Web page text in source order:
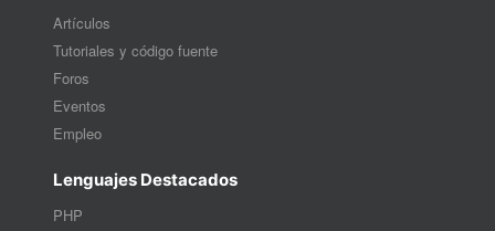
Artículos
Tutoriales y código fuente
Foros
Eventos
Empleo
Lenguajes Destacados
PHP